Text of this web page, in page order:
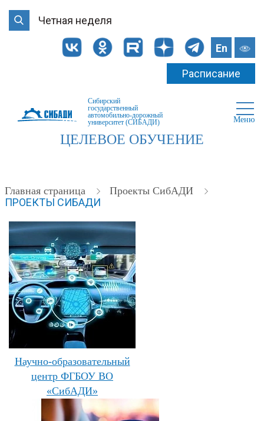
Четная неделя
En
Расписание
Сибирский
государственный
автомобильно-дорожный
университет (СИБАДИ)
Меню
ЦЕЛЕВОЕ ОБУЧЕНИЕ
Главная страница Проекты СибАДИ
ПРОЕКТЫ СИБАДИ
Научно-образовательный
центр ФГБОУ ВО
«СибАДИ»